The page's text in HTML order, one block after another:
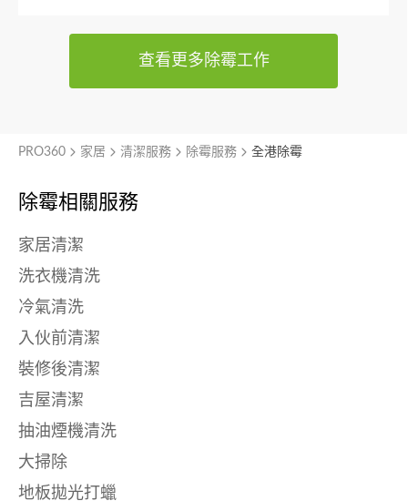
查看更多除霉工作
除霉相關服務
家居清潔
洗衣機清洗
冷氣清洗
入伙前清潔
裝修後清潔
吉屋清潔
抽油煙機清洗
大掃除
地板拋光打蠟
PRO360 家居 清潔服務 除霉服務 全港除霉